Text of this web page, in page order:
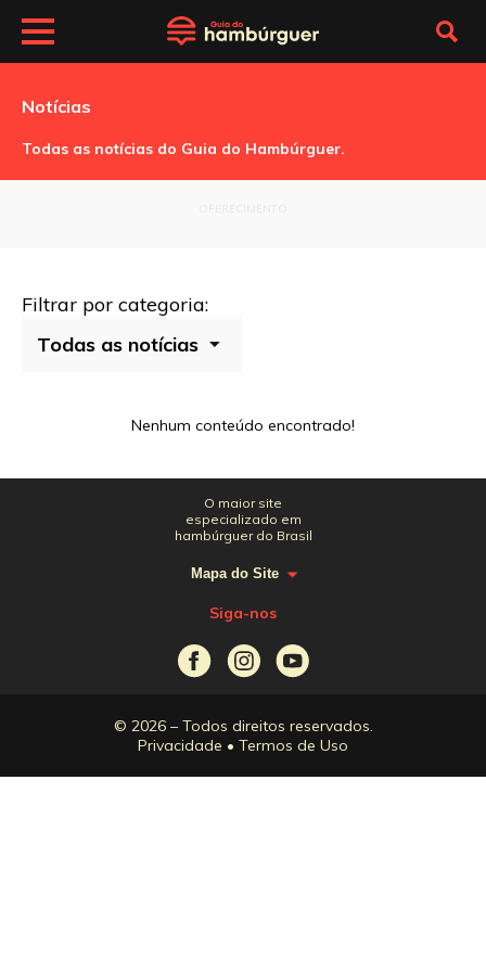
Notícias
Todas as notícias do Guia do Hambúrguer.
Filtrar por categoria:
Nenhum conteúdo encontrado!
O maior site
especializado em
hambúrguer do Brasil
Mapa do Site
Siga-nos
© 2026 – Todos direitos reservados.
Privacidade • Termos de Uso